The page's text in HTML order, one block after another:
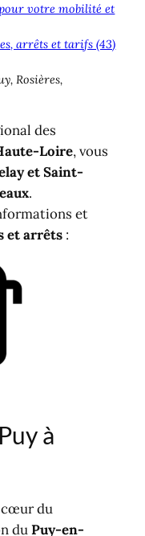
votre mobilité et
arrêts et tarifs (43)
Rosières,
des
Loire, vous
etSaint-
.
et
et arrêts :
à
cœur du
duPuy-en-